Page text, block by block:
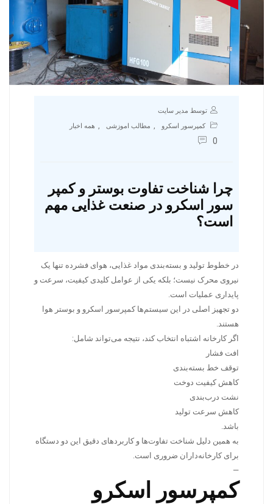
توسط مدیر سایت
کمپرسور اسکرو
, مطالب اموزشی , همه اخبار
0
چرا شناخت تفاوت بوستر و کمپر
سور اسکرو در صنعت غذایی مهم
است؟
در خطوط تولید و بسته‌بندی مواد غذایی، هوای فشرده تنها یک
نیروی محرک نیست؛ بلکه یکی از عوامل کلیدی کیفیت، سرعت و
پایداری عملیات است.
دو تجهیز اصلی در این سیستم‌ها کمپرسور اسکرو و بوستر هوا
هستند.
اگر کارخانه اشتباه انتخاب کند، نتیجه می‌تواند شامل:
افت فشار
توقف خط بسته‌بندی
کاهش کیفیت دوخت
نشت درب‌بندی
کاهش سرعت تولید
باشد.
به همین دلیل شناخت تفاوت‌ها و کاربردهای دقیق این دو دستگاه
برای کارخانه‌داران ضروری است.
—
کمپرسور اسکرو